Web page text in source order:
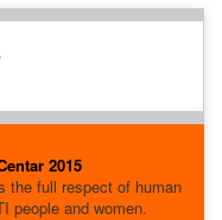
2015
the full respect of human
people and women.